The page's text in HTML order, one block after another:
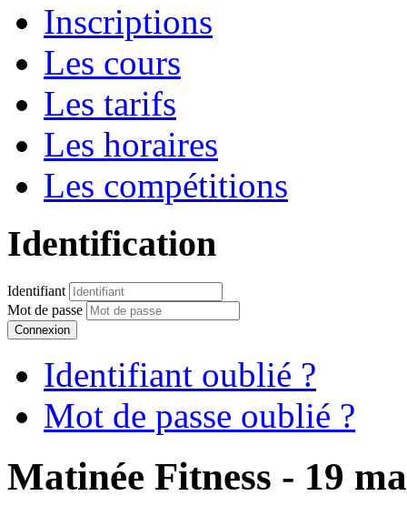
Inscriptions
Les cours
Les tarifs
Les horaires
Les compétitions
Identification
Identifiant
Mot de passe
Connexion
Identifiant oublié ?
Mot de passe oublié ?
Matinée Fitness - 19